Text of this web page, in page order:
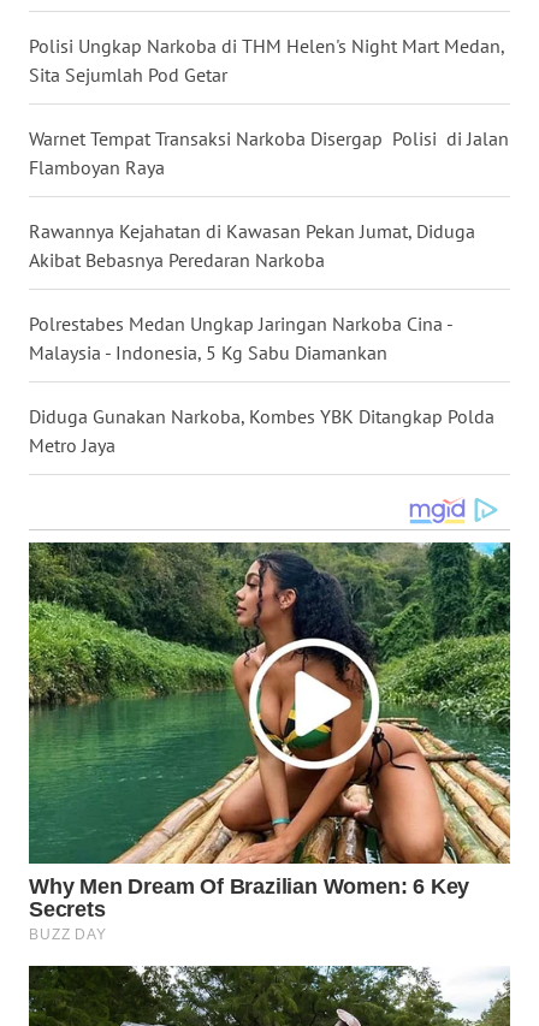
Polisi Ungkap Narkoba di THM Helen's Night Mart Medan,
Sita Sejumlah Pod Getar
Warnet Tempat Transaksi Narkoba Disergap Polisi di Jalan
Flamboyan Raya
Rawannya Kejahatan di Kawasan Pekan Jumat, Diduga
Akibat Bebasnya Peredaran Narkoba
Polrestabes Medan Ungkap Jaringan Narkoba Cina -
Malaysia - Indonesia, 5 Kg Sabu Diamankan
Diduga Gunakan Narkoba, Kombes YBK Ditangkap Polda
Metro Jaya
SERAMBI
WN
JAMBI
WN
SULTRA
WN
WN
SULTENG
WN
SULBAR
BABEL
WN
SUMBAR
WN
SUMSEL
WN
WN
LAMPUNG
WN
JATENG